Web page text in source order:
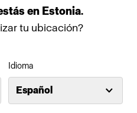
en Estonia.
tu ubicación?
Idioma
Español
olvidado tu contraseña?